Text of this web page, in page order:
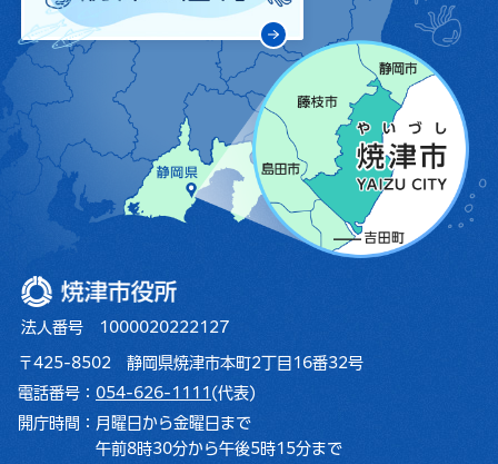
焼津市役所
法人番号 1000020222127
〒425-8502 静岡県焼津市本町2丁目16番32号
電話番号： 054-626-1111 (代表)
開庁時間： 月曜日から金曜日まで
午前8時30分から午後5時15分まで